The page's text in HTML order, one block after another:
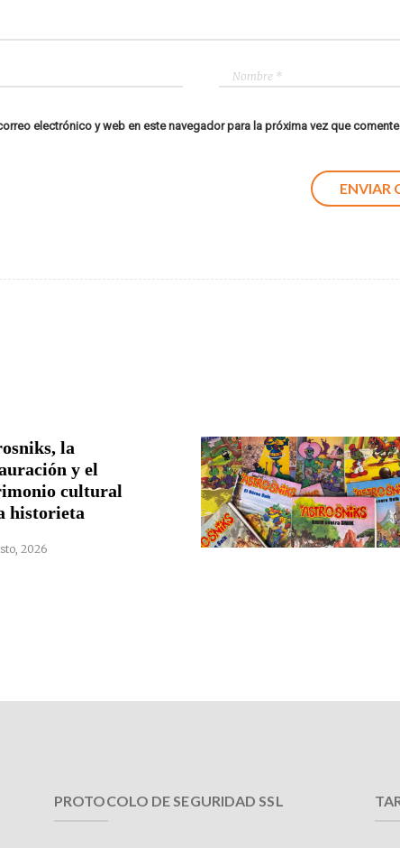
electrónico y web en este navegador para la próxima vez que
la
y el
cultural
historieta
2026
PROTOCOLO DE SEGURIDAD SSL